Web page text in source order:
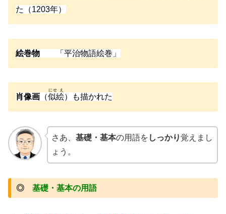
た（1203年）
絵巻物 「平治物語絵巻」
肖像画 （似絵
にせ え
）も描かれた
さあ、 基礎・基本の用語を しっかり覚えまし
ょう。
◎ 基礎・基本の用語